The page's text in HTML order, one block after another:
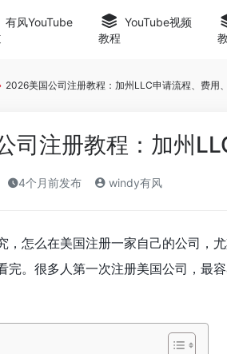
有风YouTube
YouTube视频
教程
2026美国公司注册教程：加州LLC申请流程、费用
司注册教程：加州
4个月前发布 windy有风
，怎么在美国注册一家自己的公司，
完。很多人第一次注册美国公司，最